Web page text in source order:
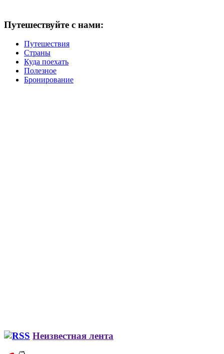
Путешествуйте с нами:
Путешествия
Страны
Куда поехать
Полезное
Бронирование
Неизвестная лента